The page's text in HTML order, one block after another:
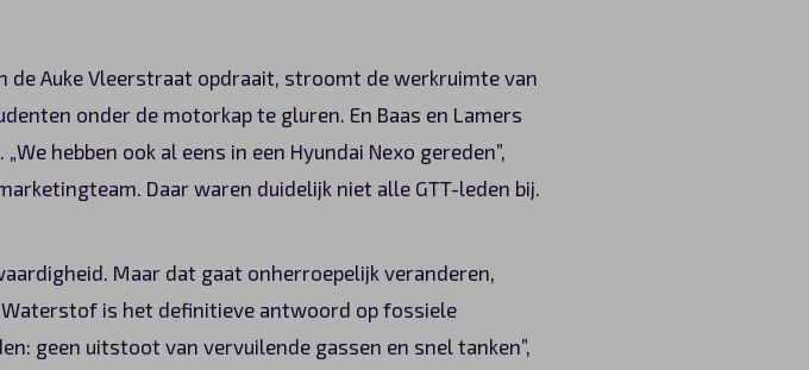
de Auke Vleerstraat opdraait, stroomt de werkruimte van
onder de motorkap te gluren. En Baas en Lamers
hebben ook al eens in een Hyundai Nexo gereden”,
Daar waren duidelijk niet alle GTT-leden bij.
Maar dat gaat onherroepelijk veranderen,
is het definitieve antwoord op fossiele
geen uitstoot van vervuilende gassen en snel tanken”,